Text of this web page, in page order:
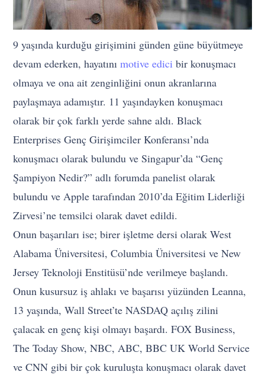
9 yaşında kurduğu girişimini günden güne büyütmeye
devam ederken, hayatınımotive edici bir konuşmacı
olmaya ve ona ait zenginliğini onun akranlarına
paylaşmaya adamıştır. 11 yaşındayken konuşmacı
olarak bir çok farklı yerde sahne aldı. Black
Enterprises Genç Girişimciler Konferansı’nda
konuşmacı olarak bulundu ve Singapur’da “Genç
Şampiyon Nedir?” adlı forumda panelist olarak
bulundu ve Apple tarafından 2010’da Eğitim Liderliği
Zirvesi’ne temsilci olarak davet edildi.
Onun başarıları ise; birer işletme dersi olarak West
Alabama Üniversitesi, Columbia Üniversitesi ve New
Jersey Teknoloji Enstitüsü’nde verilmeye başlandı.
Onun kusursuz iş ahlakı ve başarısı yüzünden Leanna,
13 yaşında, Wall Street’te NASDAQ açılış zilini
çalacak en genç kişi olmayı başardı. FOX Business,
The Today Show, NBC, ABC, BBC UK World Service
ve CNN gibi bir çok kuruluşta konuşmacı olarak davet